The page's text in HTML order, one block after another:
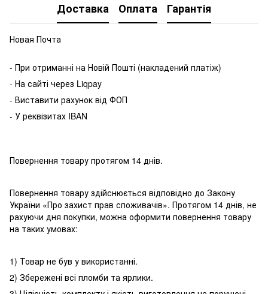
Доставка Оплата Гарантія
Новая Почта
- При отриманні на Новій Пошті (накладений платіж)
- На сайті через Liqpay
- Виставити рахунок від ФОП
- У реквізитах IBAN
Повернення товару протягом 14 днів.
Повернення товару здійснюється відповідно до Закону
України «Про захист прав споживачів». Протягом 14 днів, не
рахуючи дня покупки, можна оформити повернення товару
на таких умовах:
1) Товар не був у використанні.
2) Збережені всі пломби та ярлики.